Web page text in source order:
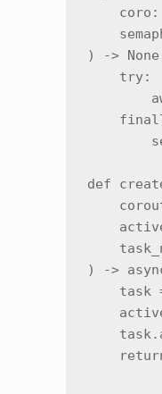
coro:
) ->
    try:
def
) ->
task